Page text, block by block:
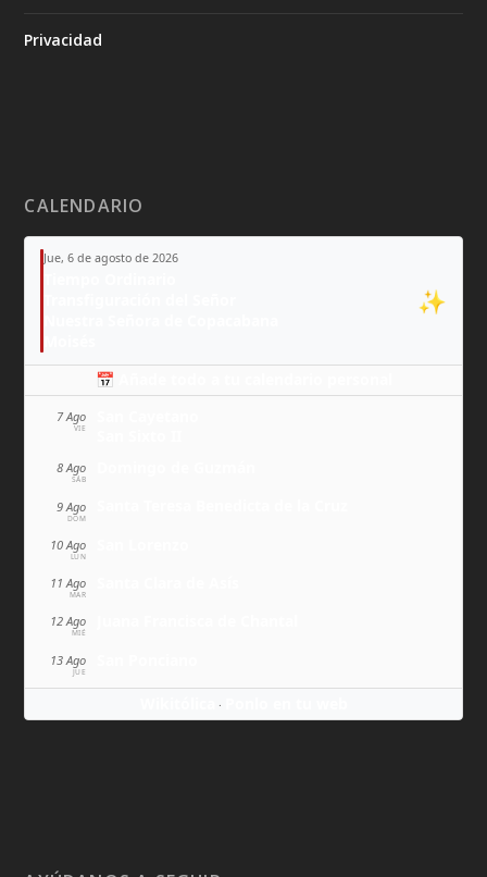
Privacidad
CALENDARIO
Jue, 6 de agosto de 2026
✨
📅 Añade todo a tu calendario personal
7 Ago
VIE
8 Ago
SÁB
9 Ago
DOM
10 Ago
LUN
11 Ago
MAR
12 Ago
MIÉ
13 Ago
JUE
·